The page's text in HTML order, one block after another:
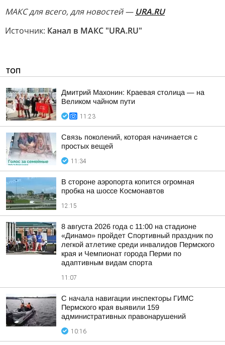
MAКС для всего, для новостей — URA.RU
Источник: Канал в МАКС "URA.RU"
ТОП
Дмитрий Махонин: Краевая столица — на
Великом чайном пути
11:23
Связь поколений, которая начинается с
простых вещей
11:34
В стороне аэропорта копится огромная
пробка на шоссе Космонавтов
12:15
8 августа 2026 года с 11:00 на стадионе
«Динамо» пройдет Спортивный праздник по
легкой атлетике среди инвалидов Пермского
края и Чемпионат города Перми по
адаптивным видам спорта
11:07
С начала навигации инспекторы ГИМС
Пермского края выявили 159
административных правонарушений
10:16